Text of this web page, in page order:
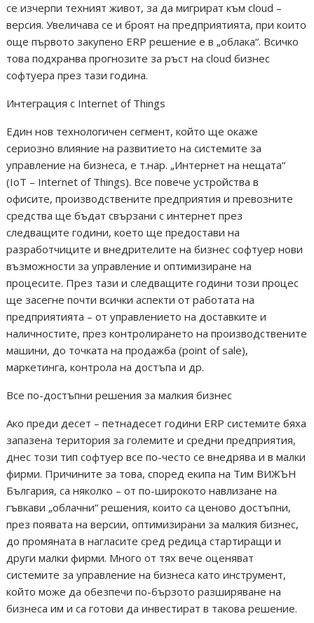
се изчерпи техният живот, за да мигрират към cloud –
версия. Увеличава се и броят на предприятията, при които
още първото закупено ERP решение е в „облака“. Всичко
това подхранва прогнозите за ръст на cloud бизнес
софтуера през тази година.
Интеграция с Internet of Things
Един нов технологичен сегмент, който ще окаже
сериозно влияние на развитието на системите за
управление на бизнеса, е т.нар. „Интернет на нещата“
(IoT – Internet of Things). Все повече устройства в
офисите, производствените предприятия и превозните
средства ще бъдат свързани с интернет през
следващите години, което ще предостави на
разработчиците и внедрителите на бизнес софтуер нови
възможности за управление и оптимизиране на
процесите. През тази и следващите години този процес
ще засегне почти всички аспекти от работата на
предприятията – от управлението на доставките и
наличностите, през контролирането на производствените
машини, до точката на продажба (point of sale),
маркетинга, контрола на достъпа и др.
Все по-достъпни решения за малкия бизнес
Ако преди десет – петнадесет години ERP системите бяха
запазена територия за големите и средни предприятия,
днес този тип софтуер все по-често се внедрява и в малки
фирми. Причините за това, според екипа на Тим ВИЖЪН
България, са няколко – от по-широкото навлизане на
гъвкави „облачни“ решения, които са ценово достъпни,
през появата на версии, оптимизирани за малкия бизнес,
до промяната в нагласите сред редица стартиращи и
други малки фирми. Много от тях вече оценяват
системите за управление на бизнеса като инструмент,
който може да обезпечи по-бързото разширяване на
бизнеса им и са готови да инвестират в такова решение.